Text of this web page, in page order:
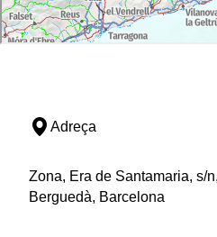
Adreça
Zona, Era de Santamaria, s/
Berguedà, Barcelona